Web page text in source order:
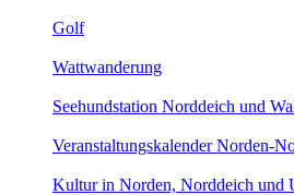
Golf
Watt­wanderung
Seehund­station Nord­deich und
Veranstaltungskalender Norden-
Kultur in Norden, Norddeich und